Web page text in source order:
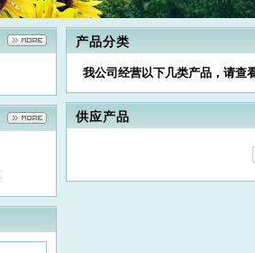
产品分类
我公司经营以下几类产品，请查
供应产品